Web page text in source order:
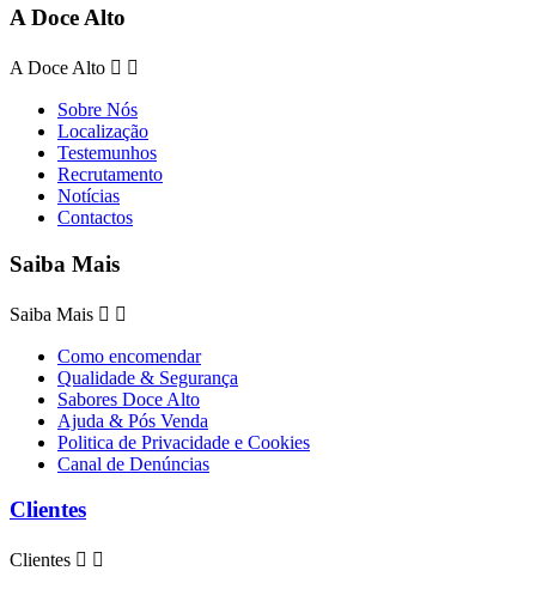
A Doce Alto
A Doce Alto  
Sobre Nós
Localização
Testemunhos
Recrutamento
Notícias
Contactos
Saiba Mais
Saiba Mais  
Como encomendar
Qualidade & Segurança
Sabores Doce Alto
Ajuda & Pós Venda
Politica de Privacidade e Cookies
Canal de Denúncias
Clientes
Clientes  